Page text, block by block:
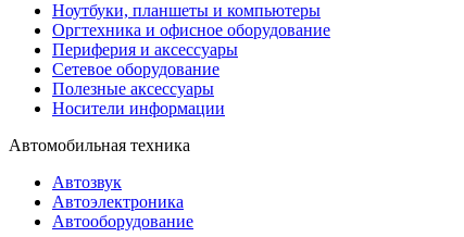
Ноутбуки, планшеты и компьютеры
Оргтехника и офисное оборудование
Периферия и аксессуары
Cетевое оборудование
Полезные аксессуары
Носители информации
Автомобильная техника
Автозвук
Автоэлектроника
Автооборудование